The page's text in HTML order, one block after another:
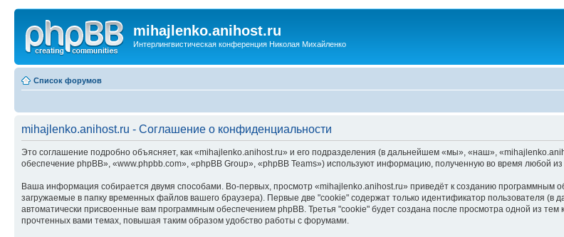
mihajlenko.anihost.ru
Интерлингвистическая конференция Николая Михайленко
Список форумов
mihajlenko.anihost.ru - Соглашение о конфиденциальности
Это соглашение подробно объясняет, как «mihajlenko.anihost.ru» и его подразделения (в дальнейшем «мы», «наш»,
обеспечение phpBB», «www.phpbb.com», «phpBB Group», «phpBB Teams») используют информацию, полученную во время любой
Ваша информация собирается двумя способами. Во-первых, просмотр «mihajlenko.anihost.ru» приведёт к созданию программным
загружаемые в папку временных файлов вашего браузера). Первые две "cookie" содержат только идентификатор пользователя
автоматически присвоенные вам программным обеспечением phpBB. Третья "cookie" будет создана после просмотра одной из
прочтенных вами темах, повышая таким образом удобство работы с форумами.